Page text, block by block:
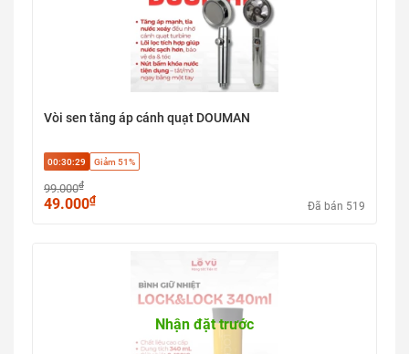
Vòi sen tăng áp cánh quạt DOUMAN
00:30:29 Giảm 51%
99.000₫
49.000₫ Đã bán 519
Nhận đặt trước